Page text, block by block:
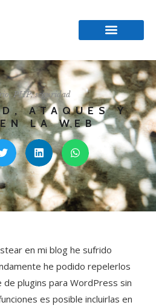
, PHP,seguridad
ATAQUES Y
LA WEB
en mi blog he sufrido
he podido repelerlos
plugins para WordPress sin
es posible incluirlas en